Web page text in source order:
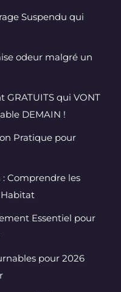
Suspendu qui
odeur malgré un
GRATUITS qui VONT
DEMAIN !
Pratique pour
Comprendre les
Habitat
Essentiel pour
pour 2026